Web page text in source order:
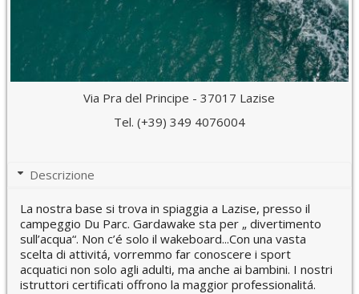
Via Pra del Principe - 37017 Lazise
Tel. (+39) 349 4076004
Descrizione
La nostra base si trova in spiaggia a Lazise, presso il
campeggio Du Parc. Gardawake sta per „ divertimento
sull’acqua“. Non c’é solo il wakeboard...Con una vasta
scelta di attivitá, vorremmo far conoscere i sport
acquatici non solo agli adulti, ma anche ai bambini. I nostri
istruttori certificati offrono la maggior professionalitá.